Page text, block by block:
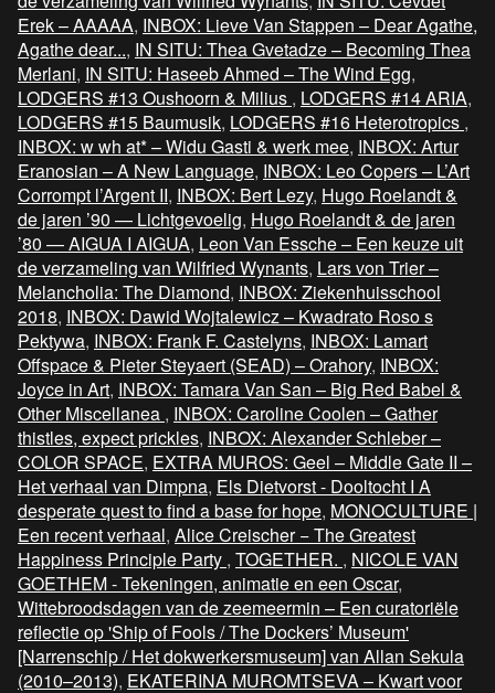
Erek – AAAAA, INBOX: Lieve Van Stappen – Dear Agathe,
Agathe dear..., IN SITU: Thea Gvetadze – Becoming Thea
Merlani, IN SITU: Haseeb Ahmed – The Wind Egg,
LODGERS #13 Oushoorn & Milius , LODGERS #14 ARIA,
LODGERS #15 Baumusik, LODGERS #16 Heterotropics ,
INBOX: w wh at* – Widu Gasti & werk mee, INBOX: Artur
Eranosian – A New Language, INBOX: Leo Copers – L’Art
Corrompt l’Argent II, INBOX: Bert Lezy, Hugo Roelandt &
de jaren ’90 — Lichtgevoelig, Hugo Roelandt & de jaren
’80 — AIGUA I AIGUA, Leon Van Essche – Een keuze uit
de verzameling van Wilfried Wynants, Lars von Trier –
Melancholia: The Diamond, INBOX: Ziekenhuisschool
2018, INBOX: Dawid Wojtalewicz – Kwadrato Roso s
Pektywa, INBOX: Frank F. Castelyns, INBOX: Lamart
Offspace & Pieter Steyaert (SEAD) – Orahory, INBOX:
Joyce in Art, INBOX: Tamara Van San – Big Red Babel &
Other Miscellanea , INBOX: Caroline Coolen – Gather
thistles, expect prickles, INBOX: Alexander Schleber –
COLOR SPACE, EXTRA MUROS: Geel – Middle Gate II –
Het verhaal van Dimpna, Els Dietvorst - Dooltocht I A
desperate quest to find a base for hope, MONOCULTURE |
Een recent verhaal, Alice Creischer − The Greatest
Happiness Principle Party , TOGETHER. , NICOLE VAN
GOETHEM - Tekeningen, animatie en een Oscar,
Wittebroodsdagen van de zeemeermin – Een curatoriële
reflectie op 'Ship of Fools / The Dockers’ Museum'
[Narrenschip / Het dokwerkersmuseum] van Allan Sekula
(2010–2013), EKATERINA MUROMTSEVA – Kwart voor